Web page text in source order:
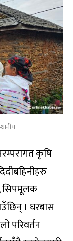
कृषि
सिपमूलक
। घरबास
परिवर्तन